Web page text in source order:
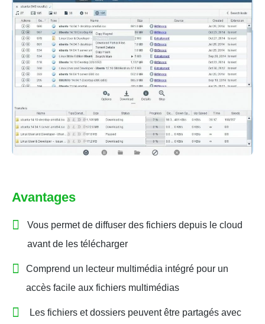
Avantages
Vous permet de diffuser des fichiers depuis le cloud
avant de les télécharger
Comprend un lecteur multimédia intégré pour un
accès facile aux fichiers multimédias
Les fichiers et dossiers peuvent être partagés avec